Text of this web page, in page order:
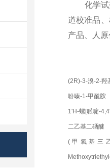
化学
道校准品
产品、人
(2R)-3-溴-2-羟
吩嗪-1-甲酰胺
1'H-螺[哌啶-
二乙基二硒醚
(甲氧基三